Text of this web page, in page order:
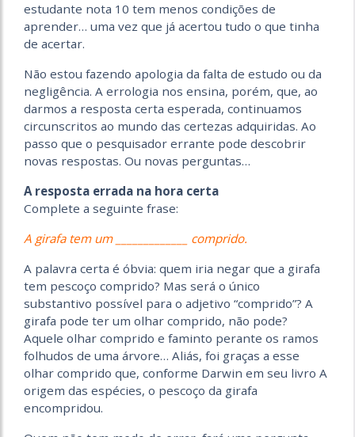
estudante nota 10 tem menos condições de
aprender… uma vez que já acertou tudo o que tinha
de acertar.
Não estou fazendo apologia da falta de estudo ou da
negligência. A errologia nos ensina, porém, que, ao
darmos a resposta certa esperada, continuamos
circunscritos ao mundo das certezas adquiridas. Ao
passo que o pesquisador errante pode descobrir
novas respostas. Ou novas perguntas…
A resposta errada na hora certa
Complete a seguinte frase:
A girafa tem um _____________ comprido.
A palavra certa é óbvia: quem iria negar que a girafa
tem pescoço comprido? Mas será o único
substantivo possível para o adjetivo “comprido”? A
girafa pode ter um olhar comprido, não pode?
Aquele olhar comprido e faminto perante os ramos
folhudos de uma árvore… Aliás, foi graças a esse
olhar comprido que, conforme Darwin em seu livro A
origem das espécies, o pescoço da girafa
encompridou.